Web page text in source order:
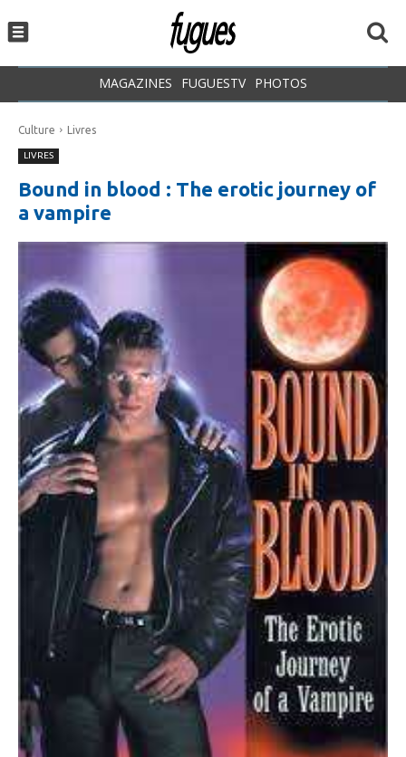
MAGAZINES FUGUESTV PHOTOS
Culture Livres
LIVRES
Bound in blood : The erotic journey of
a vampire